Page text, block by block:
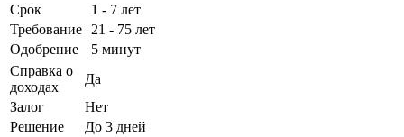
Срок
1 - 7 лет
Требование
21 - 75 лет
Одобрение
5 минут
Справка о
доходах
Да
Залог
Нет
Решение
До 3 дней